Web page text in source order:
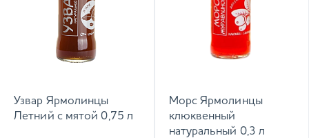
Узвар Ярмолинцы
Летний с мятой 0,75 л
Морс Ярмолинцы
клюквенный
натуральный 0,3 л